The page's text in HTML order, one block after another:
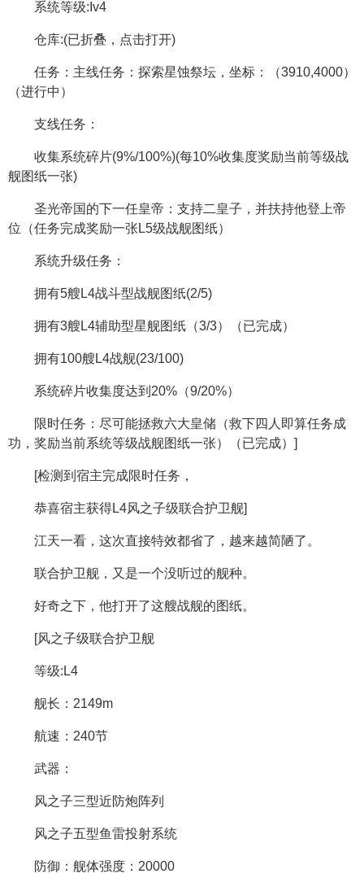
系统等级:Iv4
仓库:(已折叠，点击打开)
任务：主线任务：探索星蚀祭坛，坐标：（3910,4000）
（进行中）
支线任务：
收集系统碎片(9%/100%)(每10%收集度奖励当前等级战
舰图纸一张)
圣光帝国的下一任皇帝：支持二皇子，并扶持他登上帝
位（任务完成奖励一张L5级战舰图纸）
系统升级任务：
拥有5艘L4战斗型战舰图纸(2/5)
拥有3艘L4辅助型星舰图纸（3/3）（已完成）
拥有100艘L4战舰(23/100)
系统碎片收集度达到20%（9/20%）
限时任务：尽可能拯救六大皇储（救下四人即算任务成
功，奖励当前系统等级战舰图纸一张）（已完成）]
[检测到宿主完成限时任务，
恭喜宿主获得L4风之子级联合护卫舰]
江天一看，这次直接特效都省了，越来越简陋了。
联合护卫舰，又是一个没听过的舰种。
好奇之下，他打开了这艘战舰的图纸。
[风之子级联合护卫舰
等级:L4
舰长：2149m
航速：240节
武器：
风之子三型近防炮阵列
风之子五型鱼雷投射系统
防御：舰体强度：20000